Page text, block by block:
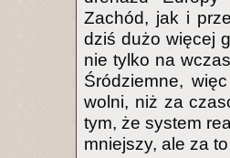
Zachód, jak i
dziś dużo więcej
nie tylko na
Śródziemne,
wolni, niż za
tym, że system
mniejszy, ale za